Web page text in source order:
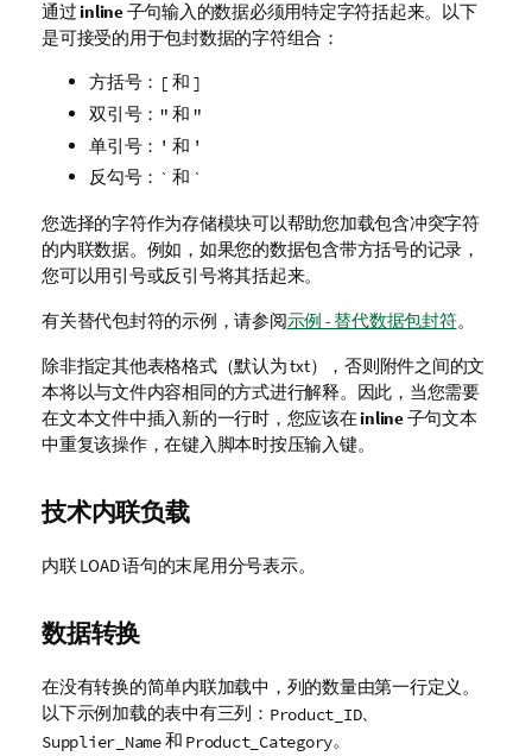
通过inline子句输入的数据必须用特定字符括起来。以下
是可接受的用于包封数据的字符组合：
方括号： [ 和 ]
双引号： " 和 "
单引号： ' 和 '
反勾号： ` 和 `
您选择的字符作为存储模块可以帮助您加载包含冲突字符
的内联数据。例如，如果您的数据包含带方括号的记录，
您可以用引号或反引号将其括起来。
有关替代包封符的示例，请参阅示例 - 替代数据包封符。
除非指定其他表格格式（默认为txt），否则附件之间的文
本将以与文件内容相同的方式进行解释。因此，当您需要
在文本文件中插入新的一行时，您应该在inline子句文本
中重复该操作，在键入脚本时按压输入键。
技术内联负载
内联 LOAD 语句的末尾用分号表示。
数据转换
在没有转换的简单内联加载中，列的数量由第一行定义。
以下示例加载的表中有三列： Product_ID、
Supplier_Name和 Product_Category。